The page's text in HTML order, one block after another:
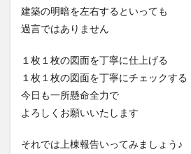
建築の明暗を左右するといっても
過言ではありません
１枚１枚の図面を丁寧に仕上げる
１枚１枚の図面を丁寧にチェックする
今日も一所懸命全力で
よろしくお願いいたします
それでは上棟報告いってみましょう♪